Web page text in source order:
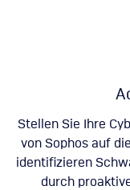
Stellen Sie Ihre
von Sophos auf
identifizieren
durch